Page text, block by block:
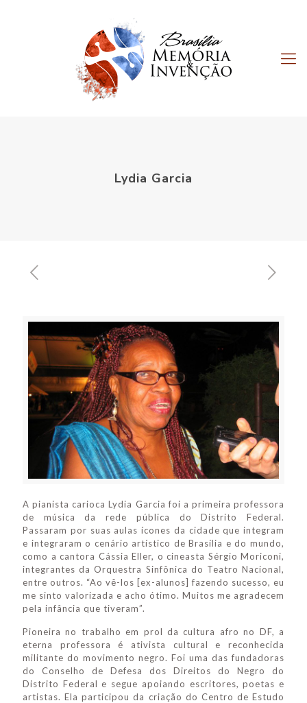
Lydia Garcia
A pianista carioca Lydia Garcia foi a primeira professora
de música da rede pública do Distrito Federal.
Passaram por suas aulas ícones da cidade que integram
e integraram o cenário artístico de Brasília e do mundo,
como a cantora Cássia Eller, o cineasta Sérgio Moriconi,
integrantes da Orquestra Sinfônica do Teatro Nacional,
entre outros. “Ao vê-los [ex-alunos] fazendo sucesso, eu
me sinto valorizada e acho ótimo. Muitos me agradecem
pela infância que tiveram”.
Pioneira no trabalho em prol da cultura afro no DF, a
eterna professora é ativista cultural e reconhecida
militante do movimento negro. Foi uma das fundadoras
do Conselho de Defesa dos Direitos do Negro do
Distrito Federal e segue apoiando escritores, poetas e
artistas. Ela participou da criação do Centro de Estudo